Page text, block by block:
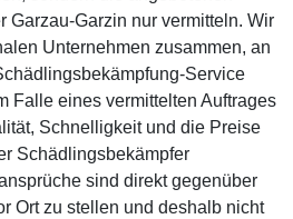
Garzau-Garzin nur vermitteln. Wir
Unternehmen zusammen, an
Service
Falle eines vermittelten Auftrages
Schnelligkeit und die Preise
Schädlingsbekämpfer
sind direkt gegenüber
Ort zu stellen und deshalb nicht